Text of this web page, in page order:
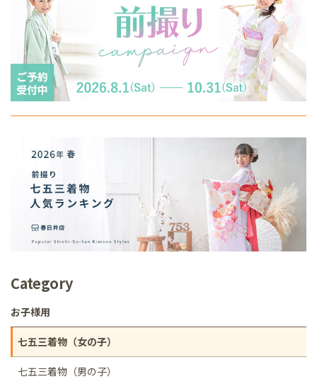
Category
お子様用
七五三着物（女の子）
七五三着物（男の子）